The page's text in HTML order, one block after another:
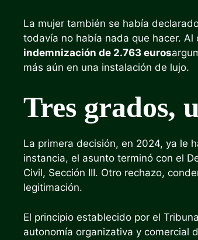
La mujer también se había
todavía no había nada que hacer.
indemnización de 2.763 euros
más aún en una instalación de lujo.
Tres grados,
La primera decisión, en 2024, ya le
instancia, el asunto terminó con el
Civil, Sección III. Otro rechazo,
legitimación.
El principio establecido por el
autonomía organizativa y comercial